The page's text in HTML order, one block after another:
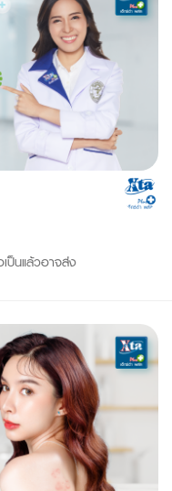
ป็นแล้วอาจส่ง